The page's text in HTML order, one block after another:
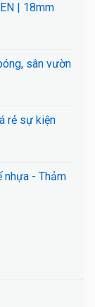
| 18mm
sân vườn
rẻ sự kiện
nhựa - Thảm